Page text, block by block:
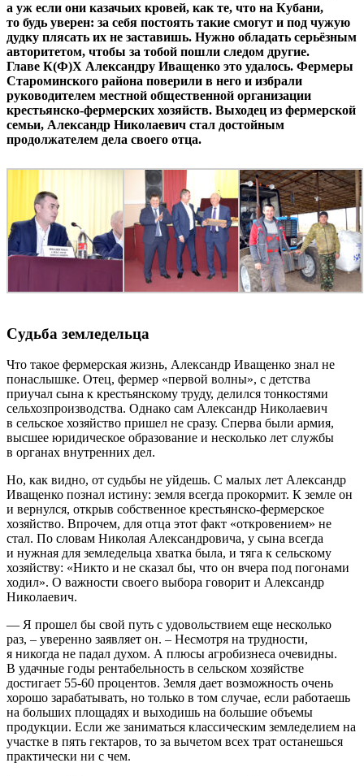
а уж если они казачьих кровей, как те, что на Кубани,
то будь уверен: за себя постоять такие смогут и под чужую
дудку плясать их не заставишь. Нужно обладать серьёзным
авторитетом, чтобы за тобой пошли следом другие.
Главе К(Ф)Х Александру Иващенко это удалось. Фермеры
Староминского района поверили в него и избрали
руководителем местной общественной организации
крестьянско-­фермерских хозяйств. Выходец из фермерской
семьи, Александр Николаевич стал достойным
продолжателем дела своего отца.
Судьба земледельца
Что такое фермерская жизнь, Александр Иващенко знал не
понаслышке. Отец, фермер «первой волны», с детства
приучал сына к крестьянскому труду, делился тонкостями
сельхозпроизводства. Однако сам Александр Николае­вич
в сельское хозяйство пришел не сразу. Сперва были армия,
высшее юридическое образование и несколько лет службы
в органах внутренних дел.
Но, как видно, от судьбы не уйдешь. С малых лет Александр
Иващенко познал истину: земля всегда прокормит. К земле он
и вернулся, открыв собственное крестьянско-­фермерское
хозяйство. Впрочем, для отца этот факт «откровением» не
стал. По словам Николая Александровича, у сына всегда
и нужная для земледельца хватка была, и тяга к сельскому
хозяйству: «Никто и не сказал бы, что он вчера под погонами
ходил». О важности своего выбора говорит и Александр
Николаевич.
— Я прошел бы свой путь с удовольствием еще несколько
раз, – ​уверенно заявляет он. – ​Несмотря на трудности,
я никогда не падал духом. А плюсы агробизнеса очевидны.
В удачные годы рентабельность в сельском хозяйстве
достигает 55‑60 процентов. Земля дает возможность очень
хорошо зарабатывать, но только в том случае, если работаешь
на больших площадях и выходишь на большие объемы
продукции. Если же заниматься классическим земледелием на
участке в пять гектаров, то за вычетом всех трат останешься
практически ни с чем.